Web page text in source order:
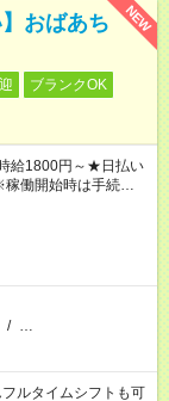
NEW
おばあち
ブランクOK
給1800円～★日払い
働開始時は手続き完
/ …